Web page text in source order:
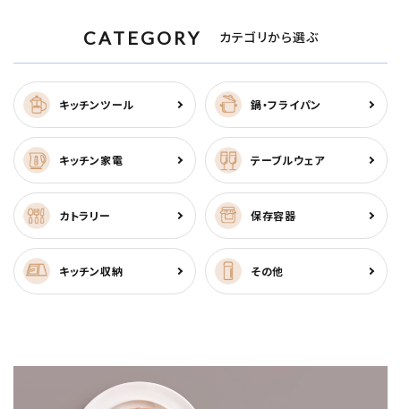
CATEGORY カテゴリから選ぶ
キッチンツール 鍋・フライパン
キッチン家電 テーブルウェア
カトラリー 保存容器
キッチン収納 その他